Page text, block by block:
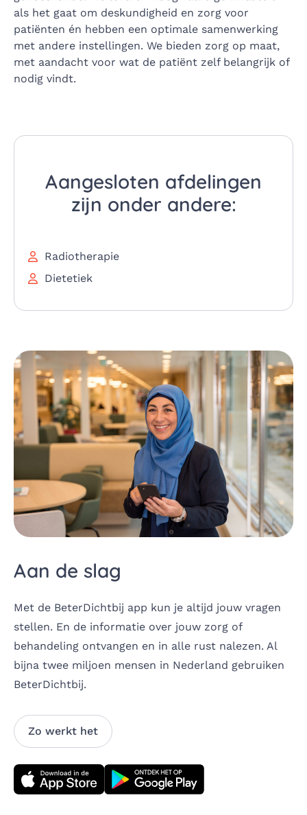
als het gaat om deskundigheid en zorg voor
patiënten én hebben een optimale samenwerking
met andere instellingen. We bieden zorg op maat,
met aandacht voor wat de patiënt zelf belangrijk of
nodig vindt.
Aangesloten afdelingen
zijn onder andere:
Radiotherapie
Dietetiek
Aan de slag
Met de BeterDichtbij app kun je altijd jouw vragen
stellen. En de informatie over jouw zorg of
behandeling ontvangen en in alle rust nalezen. Al
bijna twee miljoen mensen in Nederland gebruiken
BeterDichtbij. ​
Zo werkt het
Download direct